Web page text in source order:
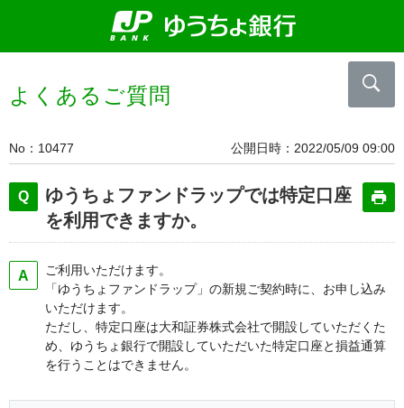
よくあるご質問
No 10477 公開日時 2022/05/09 09:00
ゆうちょファンドラップでは特定口座
を利用できますか。
ご利用いただけます。
「ゆうちょファンドラップ」の新規ご契約時に、お申し込み
いただけます。
ただし、特定口座は大和証券株式会社で開設していただくた
め、ゆうちょ銀行で開設していただいた特定口座と損益通算
を行うことはできません。